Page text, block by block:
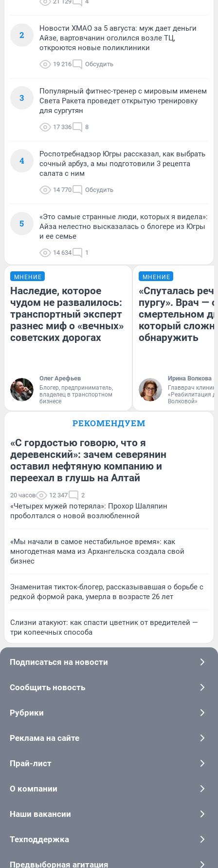
2
Новости ХМАО за 5 августа: муж дает деньги
Айзе, вартовчанин оголился возле ТЦ,
откроются новые поликлиники
19 216 Обсудить
3
Популярный фитнес-тренер с мировым именем
Света Ракета проведет открытую тренировку
для сургутян
17 336 8
4
Роспотребнадзор Югры рассказал, как выбрать
сочный арбуз, а мы подготовили 3 рецепта
салата с ним
14 770 Обсудить
5
«Это самые странные люди, которых я видела»:
Айза нелестно высказалась о блогере из Югры
и ее семье
14 634 1
МНЕНИЕ
Наследие, которое
чудом не развалилось:
транспортный эксперт
разнес миф о «вечных»
советских дорогах
Олег Арефьев
Блогер, предприниматель,
владелец в транспортном
бизнесе
МНЕНИЕ
«Спуталась
пургу». Врач — о
смертельном
который
обнаружить
Ирина Волкова
Главврач
«Реабилитация
Волковой»
РЕКОМЕНДУЕМ
«С гордостью говорю, что я
деревенский»: зачем северянин
оставил нефтяную компанию и
переехал в глушь на Алтай
20 часов 12 347 2
«Четырех мужей потеряла»: Прохор Шаляпин
проболтался о новой возлюбленной
«Мы начали в самое нестабильное время»: как
многодетная мама из Архангельска создала свой
бизнес
Знаменитая тикток-блогер, рассказывавшая о борьбе с
редкой формой рака, умерла в возрасте 26 лет
Слизни атакуют: как спасти цветник от вредителей —
три копеечных способа
Подписаться на новости
Сообщить новость
Рубрики
Реклама на сайте
Прай-лист
О компании
Наши вакансии
Техподдержка
Предвыборная агитация